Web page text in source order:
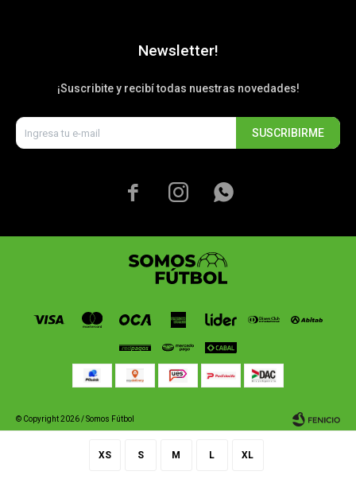
XS S M L XL
Newsletter!
¡Suscribite y recibí todas nuestras novedades!
SUSCRIBIRME
  
© Copyright 2026 / Somos Fútbol